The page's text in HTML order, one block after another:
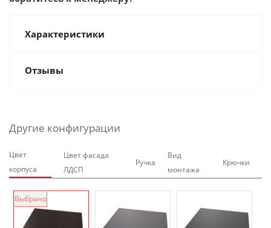
Характеристики
Отзывы
Другие конфигурации
Цвет
корпуса
Цвет фасада
ЛДСП
Ручка
Вид
монтажа
Крючки
Выбрано